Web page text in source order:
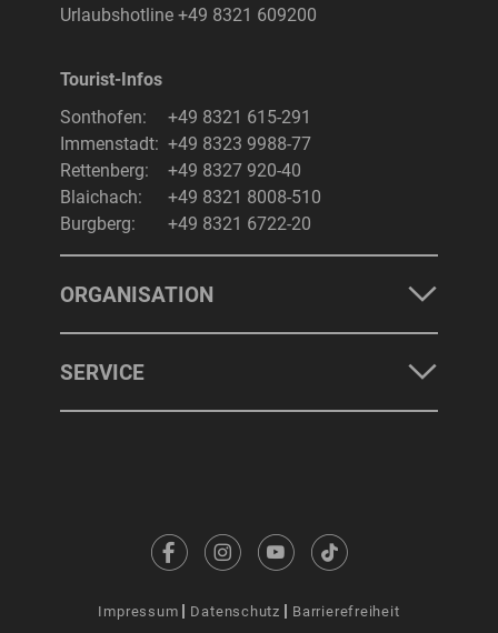
Urlaubshotline +49 8321 609200
Tourist-Infos
Sonthofen:
+49 8321 615-291
Immenstadt: +49 8323 9988-77
Rettenberg:
+49 8327 920-40
Blaichach:
+49 8321 8008-510
Burgberg:
+49 8321 6722-20
ORGANISATION
SERVICE
Impressum Datenschutz Barrierefreiheit